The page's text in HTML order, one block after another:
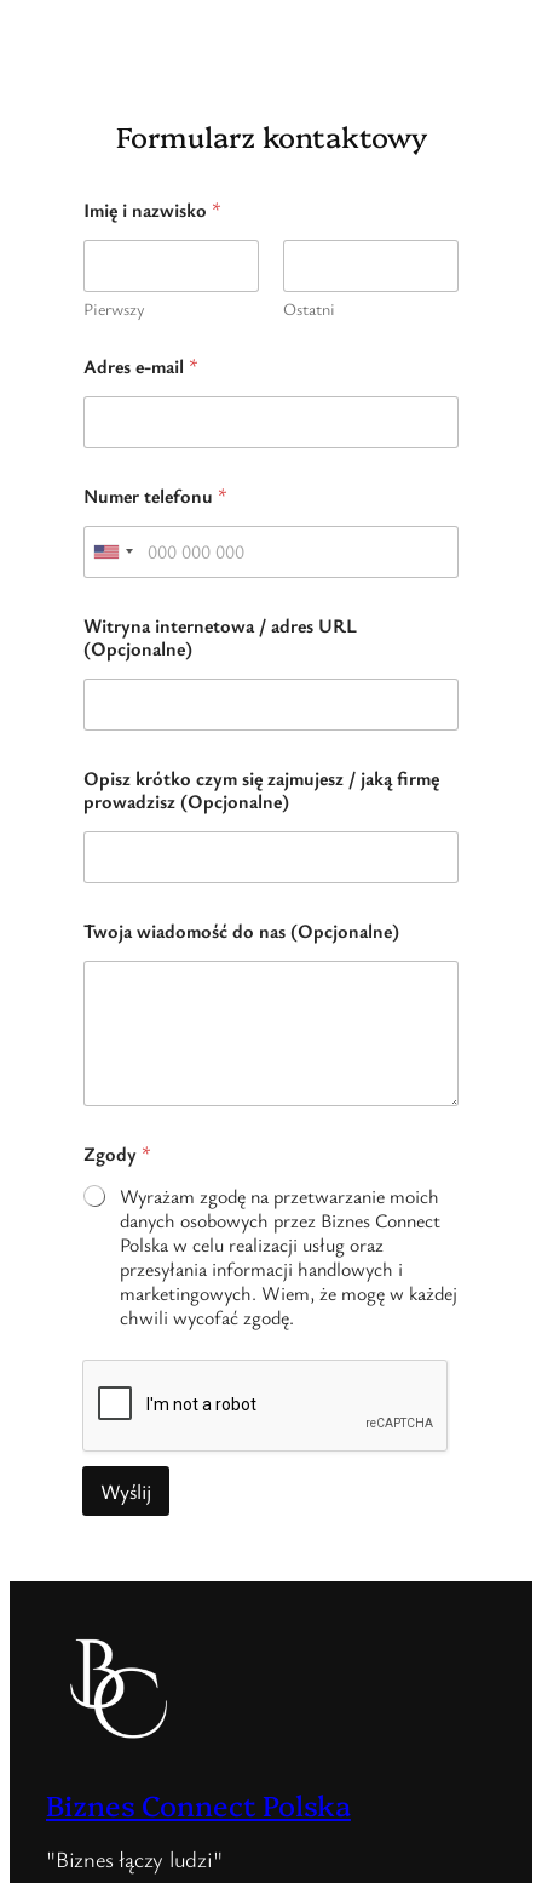
Formularz kontaktowy
Imię i nazwisko *
Pierwszy Ostatni
Adres e-mail *
i
r
m
ę
a
k
ą
N
m
r
Numer telefonu *
U
i
t
d
t
e
Witryna internetowa / adres URL
(Opcjonalne)
Opisz krótko czym się zajmujesz / jaką firmę
prowadzisz (Opcjonalne)
Twoja wiadomość do nas (Opcjonalne)
*
Zgody *
Wyrażam zgodę na przetwarzanie moich
danych osobowych przez Biznes Connect
Polska w celu realizacji usług oraz
przesyłania informacji handlowych i
marketingowych. Wiem, że mogę w każdej
chwili wycofać zgodę.
Wyślij
Biznes Connect Polska
"Biznes łączy ludzi"